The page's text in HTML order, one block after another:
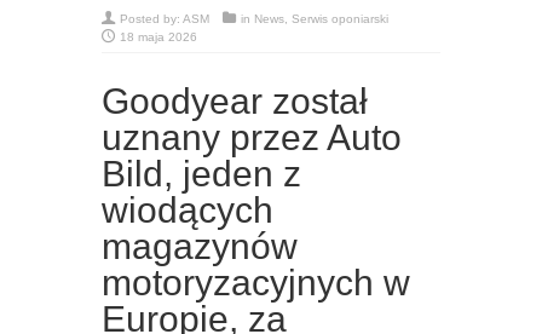
Posted by: ASM in News, Serwis oponiarski
18 maja 2026
Goodyear został
uznany przez Auto
Bild, jeden z
wiodących
magazynów
motoryzacyjnych w
Europie, za